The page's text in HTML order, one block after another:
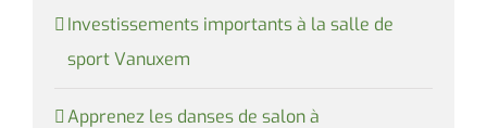
Investissements importants à la salle de
sport Vanuxem
Apprenez les danses de salon à